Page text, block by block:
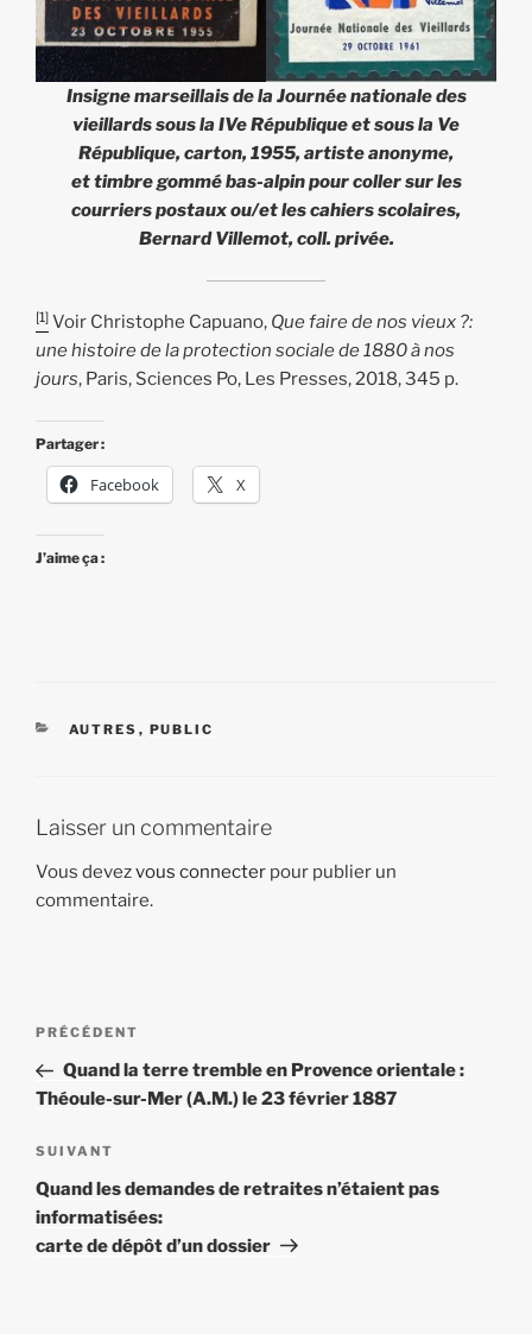
Insigne marseillais de la Journée nationale des
vieillardssous la IVe République et sous la Ve
République, carton, 1955, artiste anonyme,
et timbre gommé bas-alpin pour coller sur les
courriers postaux ou/et les cahiers scolaires,
Bernard Villemot, coll. privée.
[1] Voir Christophe Capuano, Que faire de nos vieux ?:
une histoire de la protection sociale de 1880 à nos
jours, Paris, Sciences Po, Les Presses, 2018, 345 p.
Partager :
Facebook X
J’aime ça :
CATÉGORIES
AUTRES , PUBLIC
Laisser un commentaire
Vous devezvous connecter pour publier un
commentaire.
Navigation
l’article
Article
précédent
PRÉCÉDENT
Quand la terre tremble en Provence orientale :
Théoule-sur-Mer (A.M.) le 23 février 1887
Article
suivant
SUIVANT
Quand les demandes de retraites n’étaient pas
informatisées:
carte de dépôt d’un dossier